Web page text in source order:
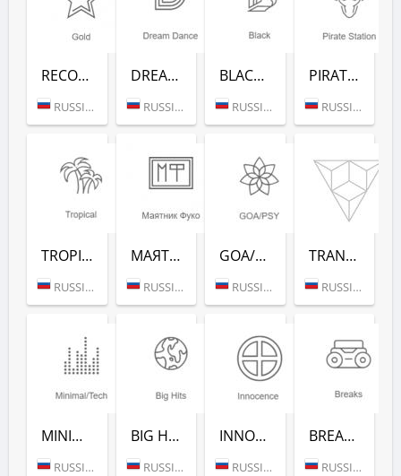
RECORD GOLD (РАДИО РЕКОРД)
RUSSIA (MOSCOW)
DREAM DANCE (РАДИО РЕКОРД)
RUSSIA (MOSCOW)
BLACK RAP (РАДИО РЕКОРД)
RUSSIA (MOSCOW)
PIRATE STATION (РАДИО РЕКОРД)
RUSSIA (MOSCOW)
TROPICAL (РАДИО РЕКОРД)
RUSSIA (MOSCOW)
МАЯТНИК ФУКО (РАДИО РЕКОРД)
RUSSIA (MOSCOW)
GOA/PSY (РАДИО РЕКОРД)
RUSSIA (MOSCOW)
TRANCE CLASSICS (РАДИО РЕКОРД)
RUSSIA (MOSCOW)
MINIMAL/TECH (РАДИО РЕКОРД)
RUSSIA (MOSCOW)
BIG HITS (РАДИО РЕКОРД)
RUSSIA (MOSCOW)
INNOCENCE (РАДИО РЕКОРД)
RUSSIA (MOSCOW)
BREAKS (РАДИО РЕКОРД)
RUSSIA (MOSCOW)